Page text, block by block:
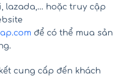
lazada,… hoặc truy cập
để có thể mua sản
cung cấp đến khách